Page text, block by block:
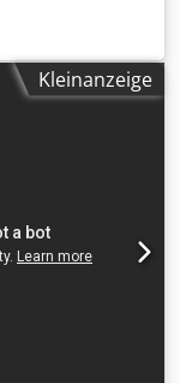
80HP (ZWEI 40HP-
ZWEI 40 PS
1.067mm/42"
DERZEIT
Kleinanzeige